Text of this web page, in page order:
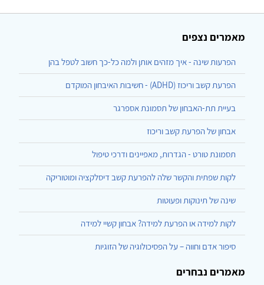
מאמרים נצפים
הפרעות שינה - איך מזהים אותן ולמה כל-כך חשוב לטפל בהן
הפרעת קשב וריכוז (ADHD) - חשיבות האיבחון המוקדם
בעיית תת-האבחון של תסמונת אספרגר
אבחון של הפרעת קשב וריכוז
תסמונת טורט - הגדרות, מאפיינים ודרכי טיפול
לקות שפתית והקשר שלה להפרעת קשב דיסלקציה ומוטוריקה
שינה של תינוקות ופעוטות
לקות למידה או הפרעת למידה? אבחון קשיי למידה
סיפור אדם וחווה – על הפסיכולוגיה של הזוגיות
מאמרים נבחרים